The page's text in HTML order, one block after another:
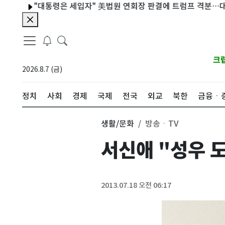
"대통령은 세입자" 美법원 연회장 판결에 트럼프 격분…대법원 상
2026.8.7 (금)
크
정치 사회 경제 국제 전국 외교 북한 금융ㆍ
생활/문화 방송ㆍTV
서신애 "성우
2013.07.18 오전 06:17